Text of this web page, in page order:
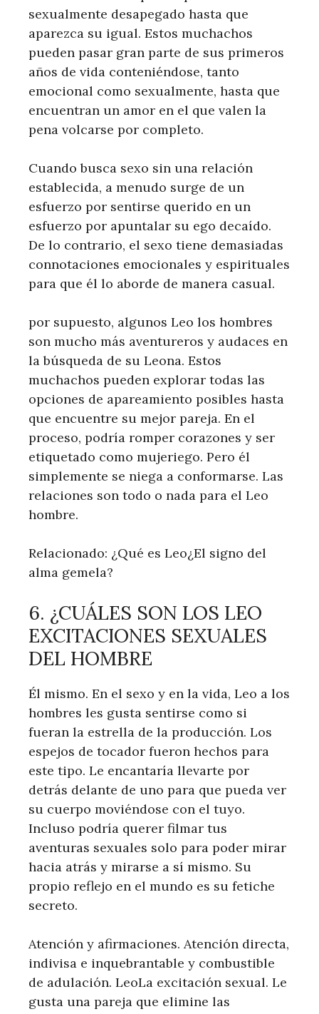
sexualmente desapegado hasta que
aparezca su igual. Estos muchachos
pueden pasar gran parte de sus primeros
años de vida conteniéndose, tanto
emocional como sexualmente, hasta que
encuentran un amor en el que valen la
pena volcarse por completo.
Cuando busca sexo sin una relación
establecida, a menudo surge de un
esfuerzo por sentirse querido en un
esfuerzo por apuntalar su ego decaído.
De lo contrario, el sexo tiene demasiadas
connotaciones emocionales y espirituales
para que él lo aborde de manera casual.
por supuesto, algunos Leo los hombres
son mucho más aventureros y audaces en
la búsqueda de su Leona. Estos
muchachos pueden explorar todas las
opciones de apareamiento posibles hasta
que encuentre su mejor pareja. En el
proceso, podría romper corazones y ser
etiquetado como mujeriego. Pero él
simplemente se niega a conformarse. Las
relaciones son todo o nada para el Leo
hombre.
Relacionado: ¿Qué es Leo¿El signo del
alma gemela?
6. ¿CUÁLES SON LOS LEO
EXCITACIONES SEXUALES
DEL HOMBRE
Él mismo. En el sexo y en la vida, Leo a los
hombres les gusta sentirse como si
fueran la estrella de la producción. Los
espejos de tocador fueron hechos para
este tipo. Le encantaría llevarte por
detrás delante de uno para que pueda ver
su cuerpo moviéndose con el tuyo.
Incluso podría querer filmar tus
aventuras sexuales solo para poder mirar
hacia atrás y mirarse a sí mismo. Su
propio reflejo en el mundo es su fetiche
secreto.
Atención y afirmaciones. Atención directa,
indivisa e inquebrantable y combustible
de adulación. LeoLa excitación sexual. Le
gusta una pareja que elimine las